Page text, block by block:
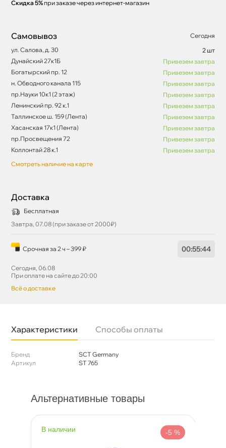
Скидка 5% при заказе через интернет-магазин
Самовывоз
Сегодня
ул. Салова, д. 30
2 шт
Дунайский 27к1Б
Привезем завтра
Богатырский пр. 12
Привезем завтра
н. Обводного канала 115
Привезем завтра
пр.Науки 10к1 (2 этаж)
Привезем завтра
Ленинский пр. 92 к.1
Привезем завтра
Таллинское ш. 159 (Лента)
Привезем завтра
Хасанская 17к1 (Лента)
Привезем завтра
пр.Просвещения 72
Привезем завтра
Коллонтай 28 к.1
Привезем завтра
Смотреть наличие на карте
Доставка
Бесплатная
Завтра, 07.08 (при заказе от 2000₽)
Срочная за 2 ч – 399 ₽ 00:55:44
Сегодня, 06.08
При оплате на сайте до 20:00
сё о доставке
Характеристики Способы оплаты
Бренд
SCT Germany
Артикул
ST 765
Альтернативные товары
наличии -5 %